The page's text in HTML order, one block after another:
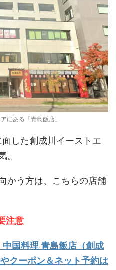
にある「青島飯店」
した創成川イーストエ
。
かう方は、こちらの店舗
注意
国料理 青島飯店（創成
クーポン＆ネット予約は